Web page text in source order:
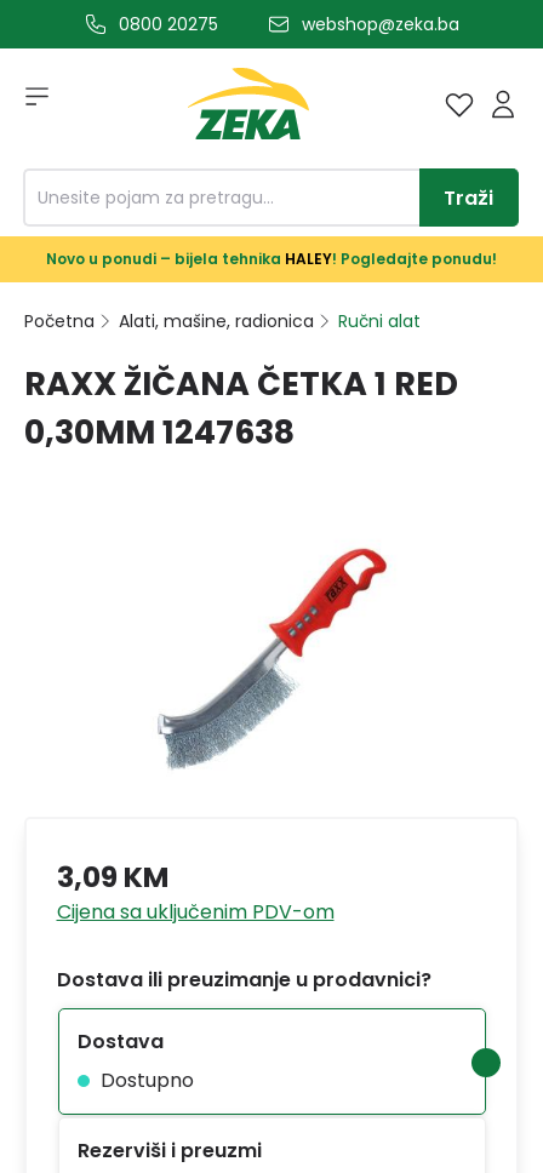
glavni sadržaj0800 20275 webshop@zeka.ba
Traži
Novo u ponudi – bijela tehnika HALEY! Pogledajte ponudu!
Početna Alati, mašine, radionica Ručni alat
RAXX ŽIČANA ČETKA 1 RED
0,30MM 1247638
3,09 KM
Cijena sa uključenim PDV-om
Dostava ili preuzimanje u prodavnici?
Dostava
Dostupno
Rezerviši i preuzmi